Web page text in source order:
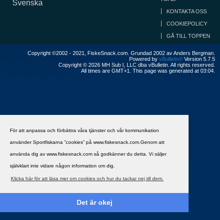
För att anpassa och förbättra våra tjänster och vår kommunikation
använder Sportfiskarna ”cookies” på www.fiskesnack.com.Genom att
använda dig av www.fiskesnack.com så godkänner du detta. Vi säljer
självklart inte vidare någon information om dig.
Klicka här för att läsa mer om cookies och hur du tackar nej till dem.
Det är okej
Svenska
KONTAKTA OSS
COOKIEPOLICY
GÅ TILL TOPPEN
Copyright ©2002 - 2021, FiskeSnack.com. Grundad 2002 av Anders Bergman.
Powered by vBulletin® Version 5.7.5
Copyright © 2026 MH Sub I, LLC dba vBulletin. All rights reserved.
All times are GMT+1. This page was generated at 03:04.